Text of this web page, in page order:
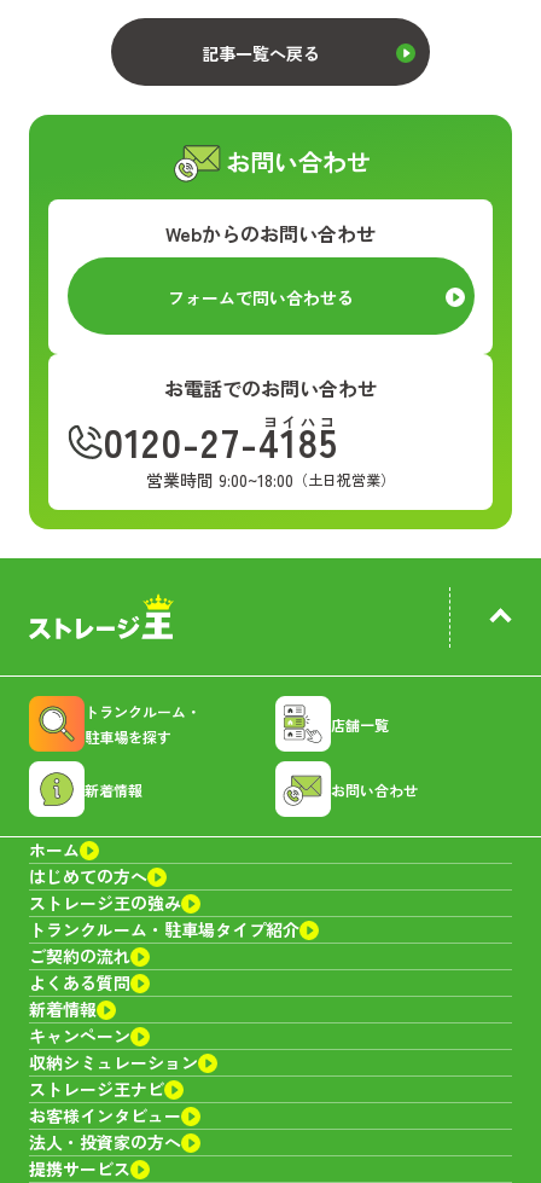
記事一覧へ戻る
お問い合わせ
Webからのお問い合わせ
フォームで問い合わせる
お電話でのお問い合わせ
0120-27-4185
ヨイハコ
営業時間 9:00~18:00 （土日祝営業）
トランクルーム・
駐車場を探す
店舗一覧
新着情報 お問い合わせ
ホーム
はじめての方へ
ストレージ王の強み
トランクルーム・ 駐車場タイプ紹介
ご契約の流れ
よくある質問
新着情報
キャンペーン
収納シミュレーション
ストレージ王ナビ
お客様インタビュー
法人・投資家の方へ
提携サービス